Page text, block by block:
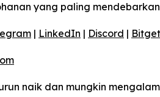
yang paling
| LinkedIn | Discord |
naik dan mungkin